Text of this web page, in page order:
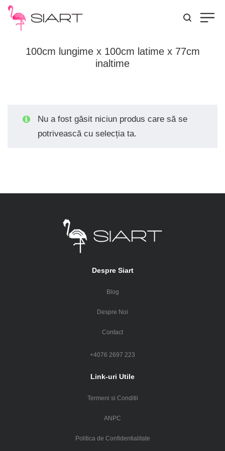
100cm lungime x 100cm latime x 77cm
inaltime
Nu a fost găsit niciun produs care să se
potrivească cu selecția ta.
Despre Siart
Blog
Despre Noi
Contact
+4076 2697 223
Link-uri Utile
Termeni si Conditii
ANPC
Politica de Confidentialitate